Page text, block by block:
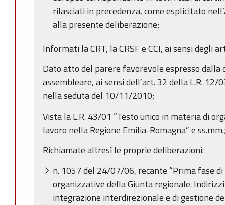
rilasciati in precedenza, come esplicitato
alla presente deliberazione;
Informati la CRT, la CRSF e CCI, ai sensi degli
Dato atto del parere favorevole espresso dalla
assembleare, ai sensi dell’art. 32 della L.R. 12/
nella seduta del 10/11/2010;
Vista la L.R. 43/01 ”Testo unico in materia di
lavoro nella Regione Emilia-Romagna” e
Richiamate altresì le proprie deliberazioni:
n. 1057 del 24/07/06, recante “Prima fase
organizzative della Giunta regionale.
integrazione interdirezionale e di gestione